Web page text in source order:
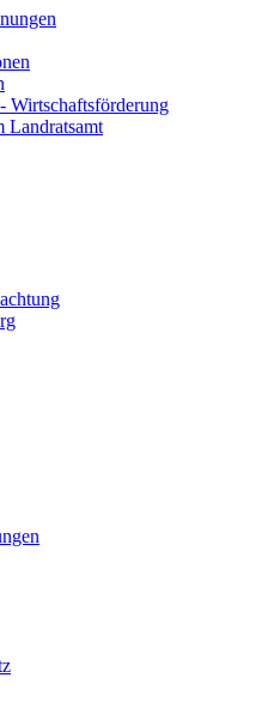
Wirtschaftsförderung
Landratsamt